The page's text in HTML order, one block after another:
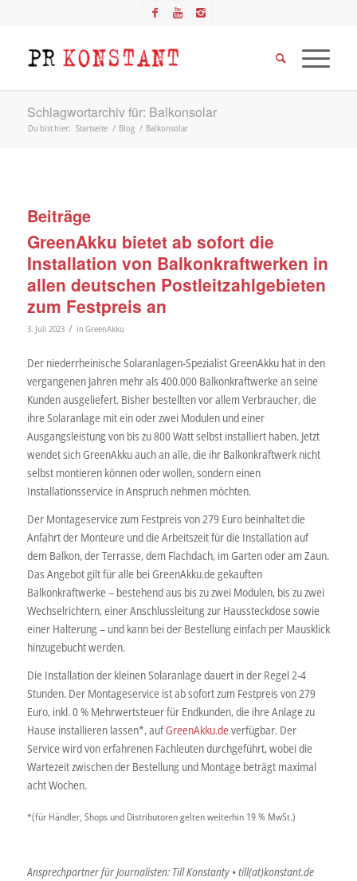
Schlagwortarchiv für: Balkonsolar
Du bist hier: Startseite / Blog / Balkonsolar
Beiträge
GreenAkku bietet ab sofort die
Installation von Balkonkraftwerken in
allen deutschen Postleitzahlgebieten
zum Festpreis an
3. Juli 2023 / in GreenAkku
Der niederrheinische Solaranlagen-Spezialist GreenAkku hat in den
vergangenen Jahren mehr als 400.000 Balkonkraftwerke an seine
Kunden ausgeliefert. Bisher bestellten vor allem Verbraucher, die
ihre Solaranlage mit ein oder zwei Modulen und einer
Ausgangsleistung von bis zu 800 Watt selbst installiert haben. Jetzt
wendet sich GreenAkku auch an alle, die ihr Balkonkraftwerk nicht
selbst montieren können oder wollen, sondern einen
Installationsservice in Anspruch nehmen möchten.
Der Montageservice zum Festpreis von 279 Euro beinhaltet die
Anfahrt der Monteure und die Arbeitszeit für die Installation auf
dem Balkon, der Terrasse, dem Flachdach, im Garten oder am Zaun.
Das Angebot gilt für alle bei GreenAkku.de gekauften
Balkonkraftwerke – bestehend aus bis zu zwei Modulen, bis zu zwei
Wechselrichtern, einer Anschlussleitung zur Haussteckdose sowie
einer Halterung – und kann bei der Bestellung einfach per Mausklick
hinzugebucht werden.
Die Installation der kleinen Solaranlage dauert in der Regel 2-4
Stunden. Der Montageservice ist ab sofort zum Festpreis von 279
Euro, inkl. 0 % Mehrwertsteuer für Endkunden, die ihre Anlage zu
Hause installieren lassen*, aufGreenAkku.deverfügbar. Der
Service wird von erfahrenen Fachleuten durchgeführt, wobei die
Wartezeit zwischen der Bestellung und Montage beträgt maximal
acht Wochen.
*(für Händler, Shops und Distributoren gelten weiterhin 19 % MwSt.)
Ansprechpartner für Journalisten: Till Konstanty • till(at)konstant.de